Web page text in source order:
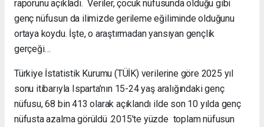
raporunu açıkladı. Veriler, çocuk nüfusunda olduğu gibi
genç nüfusun da ilimizde gerileme eğiliminde olduğunu
ortaya koydu. İşte, o araştırmadan yansıyan gençlik
gerçeği…
Türkiye İstatistik Kurumu (TÜİK) verilerine göre 2025 yıl
sonu itibarıyla Isparta’nın 15-24 yaş aralığındaki genç
nüfusu, 68 bin 413 olarak açıklandı ilde son 10 yılda genç
nüfusta azalma görüldü .2015’te yüzde toplam nüfusun